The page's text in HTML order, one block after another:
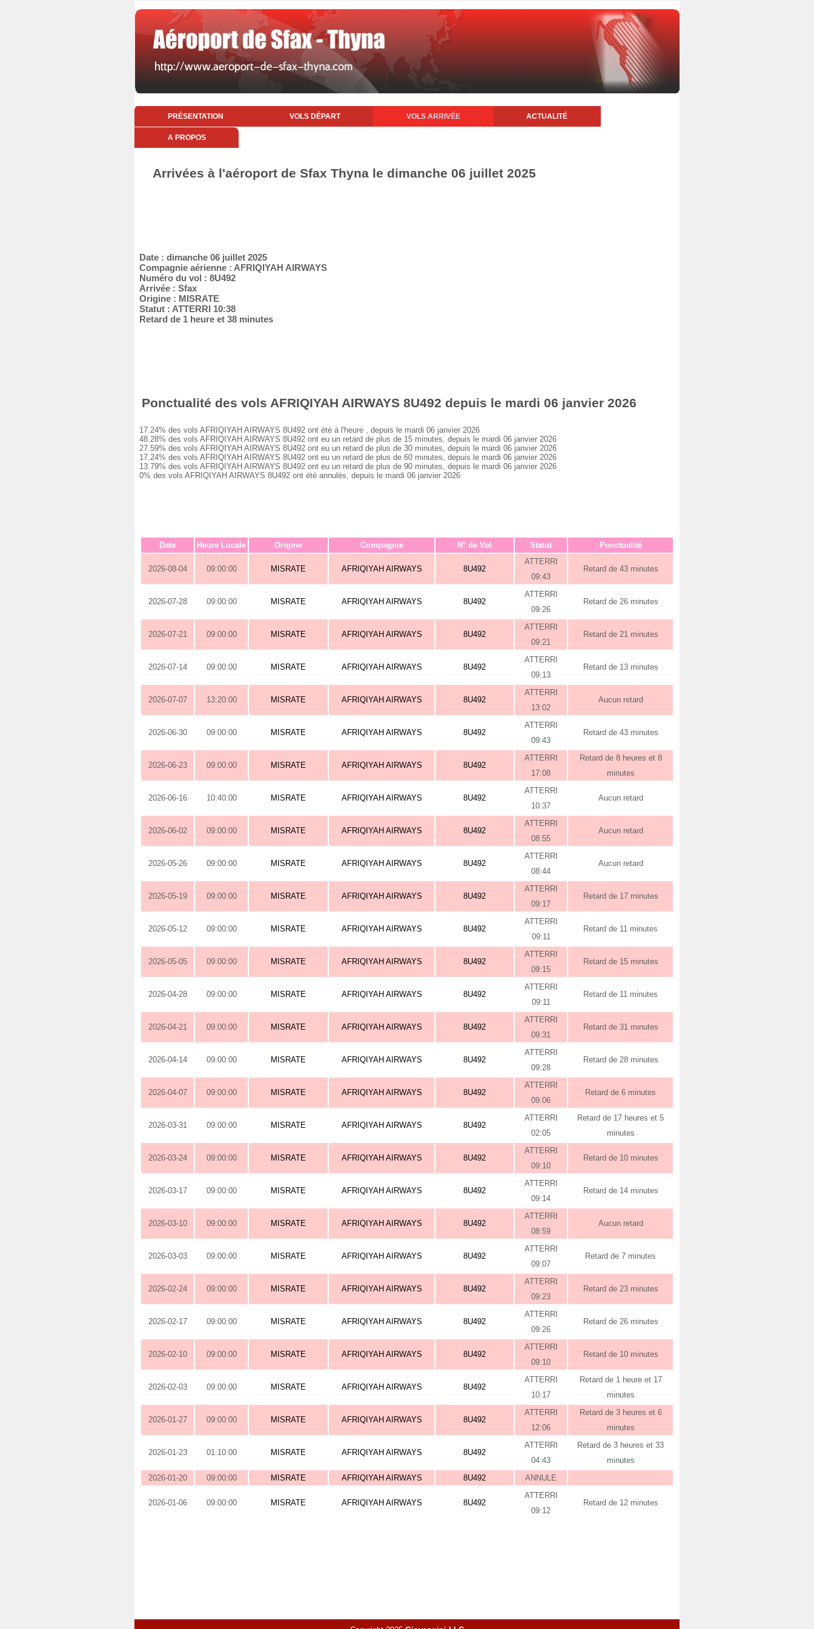
PRÉSENTATION VOLS DÉPART VOLS ARRIVÉE ACTUALITÉ
A PROPOS
Arrivées à l'aéroport de Sfax Thyna le dimanche 06 juillet 2025
Date : dimanche 06 juillet 2025
Compagnie aérienne : AFRIQIYAH AIRWAYS
Numéro du vol : 8U492
Arrivée : Sfax
Origine : MISRATE
Statut : ATTERRI 10:38
Retard de 1 heure et 38 minutes
Ponctualité des vols AFRIQIYAH AIRWAYS 8U492 depuis le mardi 06 janvier 2026
17.24% des vols AFRIQIYAH AIRWAYS 8U492 ont été à l'heure , depuis le mardi 06 janvier 2026
48.28% des vols AFRIQIYAH AIRWAYS 8U492 ont eu un retard de plus de 15 minutes, depuis le mardi 06 janvier 2026
27.59% des vols AFRIQIYAH AIRWAYS 8U492 ont eu un retard de plus de 30 minutes, depuis le mardi 06 janvier 2026
17.24% des vols AFRIQIYAH AIRWAYS 8U492 ont eu un retard de plus de 60 minutes, depuis le mardi 06 janvier 2026
13.79% des vols AFRIQIYAH AIRWAYS 8U492 ont eu un retard de plus de 90 minutes, depuis le mardi 06 janvier 2026
0% des vols AFRIQIYAH AIRWAYS 8U492 ont été annulés, depuis le mardi 06 janvier 2026
Date Heure Locale Origine Compagnie N° de Vol Statut Ponctualité
2026-08-04 09:00:00 MISRATE AFRIQIYAH AIRWAYS 8U492
ATTERRI
09:43
Retard de 43 minutes
2026-07-28 09:00:00 MISRATE AFRIQIYAH AIRWAYS 8U492
ATTERRI
09:26
Retard de 26 minutes
2026-07-21 09:00:00 MISRATE AFRIQIYAH AIRWAYS 8U492
ATTERRI
09:21
Retard de 21 minutes
2026-07-14 09:00:00 MISRATE AFRIQIYAH AIRWAYS 8U492
ATTERRI
09:13
Retard de 13 minutes
2026-07-07 13:20:00 MISRATE AFRIQIYAH AIRWAYS 8U492
ATTERRI
13:02
Aucun retard
2026-06-30 09:00:00 MISRATE AFRIQIYAH AIRWAYS 8U492
ATTERRI
09:43
Retard de 43 minutes
2026-06-23 09:00:00 MISRATE AFRIQIYAH AIRWAYS 8U492
ATTERRI
17:08
Retard de 8 heures et 8
minutes
2026-06-16 10:40:00 MISRATE AFRIQIYAH AIRWAYS 8U492
ATTERRI
10:37
Aucun retard
2026-06-02 09:00:00 MISRATE AFRIQIYAH AIRWAYS 8U492
ATTERRI
08:55
Aucun retard
2026-05-26 09:00:00 MISRATE AFRIQIYAH AIRWAYS 8U492
ATTERRI
08:44
Aucun retard
2026-05-19 09:00:00 MISRATE AFRIQIYAH AIRWAYS 8U492
ATTERRI
09:17
Retard de 17 minutes
2026-05-12 09:00:00 MISRATE AFRIQIYAH AIRWAYS 8U492
ATTERRI
09:11
Retard de 11 minutes
2026-05-05 09:00:00 MISRATE AFRIQIYAH AIRWAYS 8U492
ATTERRI
09:15
Retard de 15 minutes
2026-04-28 09:00:00 MISRATE AFRIQIYAH AIRWAYS 8U492
ATTERRI
09:11
Retard de 11 minutes
2026-04-21 09:00:00 MISRATE AFRIQIYAH AIRWAYS 8U492
ATTERRI
09:31
Retard de 31 minutes
2026-04-14 09:00:00 MISRATE AFRIQIYAH AIRWAYS 8U492
ATTERRI
09:28
Retard de 28 minutes
2026-04-07 09:00:00 MISRATE AFRIQIYAH AIRWAYS 8U492
ATTERRI
09:06
Retard de 6 minutes
2026-03-31 09:00:00 MISRATE AFRIQIYAH AIRWAYS 8U492
ATTERRI
02:05
Retard de 17 heures et 5
minutes
2026-03-24 09:00:00 MISRATE AFRIQIYAH AIRWAYS 8U492
ATTERRI
09:10
Retard de 10 minutes
2026-03-17 09:00:00 MISRATE AFRIQIYAH AIRWAYS 8U492
ATTERRI
09:14
Retard de 14 minutes
2026-03-10 09:00:00 MISRATE AFRIQIYAH AIRWAYS 8U492
ATTERRI
08:59
Aucun retard
2026-03-03 09:00:00 MISRATE AFRIQIYAH AIRWAYS 8U492
ATTERRI
09:07
Retard de 7 minutes
2026-02-24 09:00:00 MISRATE AFRIQIYAH AIRWAYS 8U492
ATTERRI
09:23
Retard de 23 minutes
2026-02-17 09:00:00 MISRATE AFRIQIYAH AIRWAYS 8U492
ATTERRI
09:26
Retard de 26 minutes
2026-02-10 09:00:00 MISRATE AFRIQIYAH AIRWAYS 8U492
ATTERRI
09:10
Retard de 10 minutes
2026-02-03 09:00:00 MISRATE AFRIQIYAH AIRWAYS 8U492
ATTERRI
10:17
Retard de 1 heure et 17
minutes
2026-01-27 09:00:00 MISRATE AFRIQIYAH AIRWAYS 8U492
ATTERRI
12:06
Retard de 3 heures et 6
minutes
2026-01-23 01:10:00 MISRATE AFRIQIYAH AIRWAYS 8U492
ATTERRI
04:43
Retard de 3 heures et 33
minutes
2026-01-20
09:00:00 MISRATE AFRIQIYAH AIRWAYS 8U492 ANNULE
2026-01-06 09:00:00 MISRATE AFRIQIYAH AIRWAYS 8U492
ATTERRI
09:12
Retard de 12 minutes